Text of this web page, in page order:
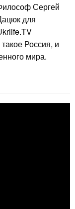
Сергей
для
Россия, и
мира.